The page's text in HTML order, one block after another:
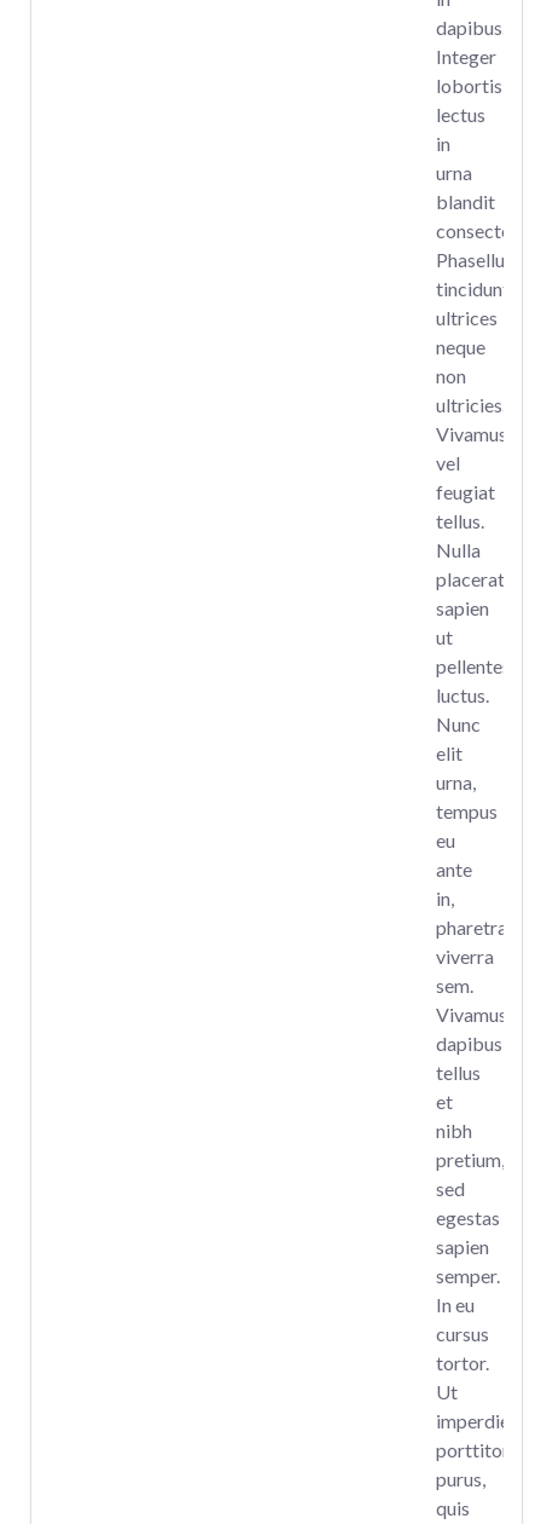
dapibus.
Integer
lobortis
lectus
in
urna
blandit
consectetur.
Phasellus
tincidunt
ultrices
neque
non
ultricies.
Vivamus
vel
feugiat
tellus.
Nulla
placerat
sapien
ut
pellentesque
luctus.
Nunc
elit
urna,
tempus
eu
ante
in,
pharetra
viverra
sem.
Vivamus
dapibus
tellus
et
nibh
pretium,
sed
egestas
sapien
semper.
In eu
cursus
tortor.
Ut
imperdiet
porttitor
purus,
quis